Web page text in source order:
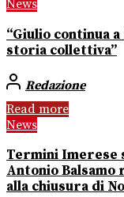
News
“Giulio continua
storia collettiva”
Redazione
Read more
News
Termini Imerese
Antonio Balsamo
alla chiusura di